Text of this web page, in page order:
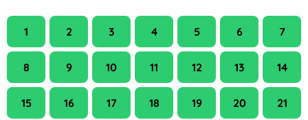
1
2 3 4 5 6 7
8 9 10 11 12 13 14
15 16 17 18 19 20 21